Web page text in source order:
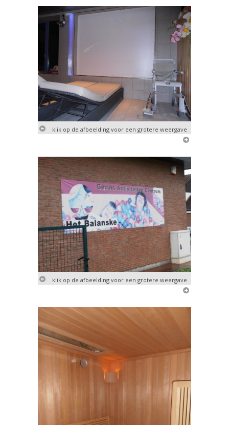
klik op de afbeelding voor een grotere weergave
klik op de afbeelding voor een grotere weergave